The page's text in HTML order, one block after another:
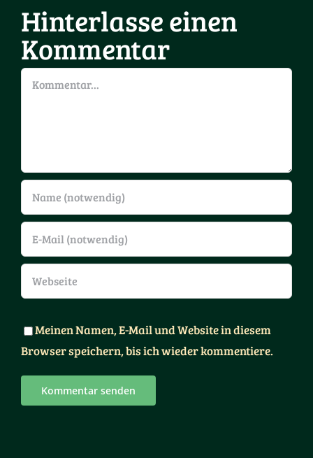
Hinterlasse einen
Kommentar
Kommentar
Meinen Namen, E-Mail und Website in diesem
Browser speichern, bis ich wieder kommentiere.